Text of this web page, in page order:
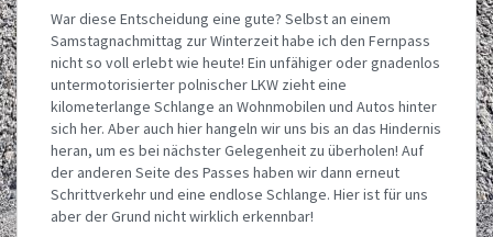
War diese Entscheidung eine gute? Selbst an einem
Samstagnachmittag zur Winterzeit habe ich den Fernpass
nicht so voll erlebt wie heute! Ein unfähiger oder gnadenlos
untermotorisierter polnischer LKW zieht eine
kilometerlange Schlange an Wohnmobilen und Autos hinter
sich her. Aber auch hier hangeln wir uns bis an das Hindernis
heran, um es bei nächster Gelegenheit zu überholen! Auf
der anderen Seite des Passes haben wir dann erneut
Schrittverkehr und eine endlose Schlange. Hier ist für uns
aber der Grund nicht wirklich erkennbar!